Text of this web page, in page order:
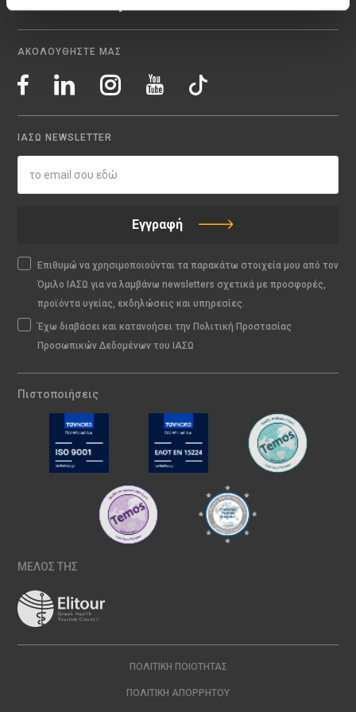
ΑΚΟΛΟΥΘΗΣΤΕ ΜΑΣ
ΙΑΣΩ NEWSLETTER
Εγγραφή
Επιθυμώ να χρησιμοποιούνται τα παρακάτω στοιχεία μου από τον
Όμιλο ΙΑΣΩ για να λαμβάνω newsletters σχετικά με προσφορές,
προϊόντα υγείας, εκδηλώσεις και υπηρεσίες.
Έχω διαβάσει και κατανοήσει την Πολιτική Προστασίας
Προσωπικών Δεδομένων του ΙΑΣΩ
Πιστοποιήσεις
ΜΕΛΟΣ ΤΗΣ
ΠΟΛΙΤΙΚΉ ΠΟΙΌΤΗΤΑΣ
ΠΟΛΙΤΙΚΉ ΑΠΟΡΡΉΤΟΥ